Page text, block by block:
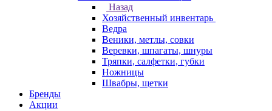
Назад
Хозяйственный инвентарь
Ведра
Веники, метлы, совки
Веревки, шпагаты, шнуры
Тряпки, салфетки, губки
Ножницы
Швабры, щетки
Бренды
Акции